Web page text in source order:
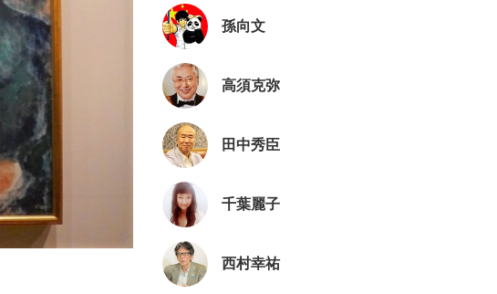
孫向文
高須克弥
田中秀臣
千葉麗子
西村幸祐